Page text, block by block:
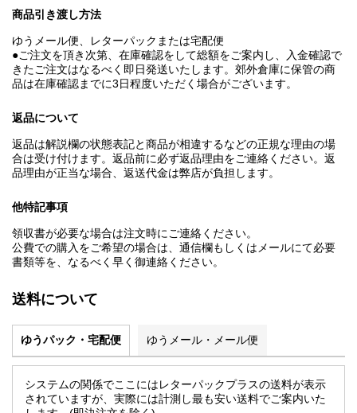
商品引き渡し方法
ゆうメール便、レターパックまたは宅配便
●ご注文を頂き次第、在庫確認をして総額をご案内し、入金確認で
きたご注文はなるべく即日発送いたします。郊外倉庫に保管の商
品は在庫確認までに3日程度いただく場合がございます。
返品について
返品は解説欄の状態表記と商品が相違するなどの正規な理由の場
合は受け付けます。返品前に必ず返品理由をご連絡ください。返
品理由が正当な場合、返送代金は弊店が負担します。
他特記事項
領収書が必要な場合は注文時にご連絡ください。
公費での購入をご希望の場合は、通信欄もしくはメールにて必要
書類等を、なるべく早く御連絡ください。
送料について
ゆうパック・宅配便 ゆうメール・メール便
システムの関係でここにはレターパックプラスの送料が表示
されていますが、実際には計測し最も安い送料でご案内いた